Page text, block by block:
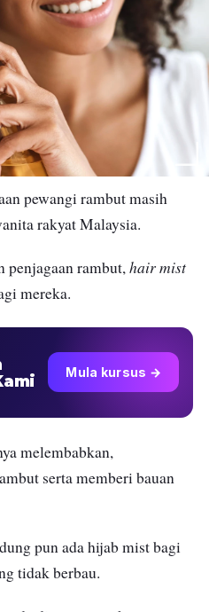
pewangi rambut masih
rakyat Malaysia.
penjagaan rambut,hair mist
mereka.
Mula kursus →
melembabkan,
serta memberi bauan
pun ada hijab mist bagi
tidak berbau.